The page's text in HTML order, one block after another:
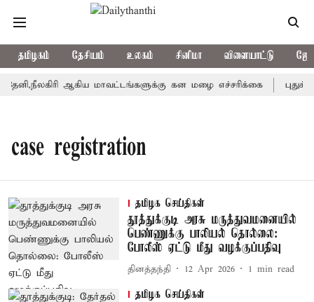
தமிழகம் தேசியம் உலகம் சினிமா விளையாட்டு
ஆகிய மாவட்டங்களுக்கு கன மழை எச்சரிக்கை
case registration
தமிழக செய்திகள்
தூத்துக்குடி அரசு மருத்துவமனையில்
பெண்ணுக்கு பாலியல் தொல்லை:
போலீஸ் ஏட்டு மீது வழக்குப்பதிவு
தினத்தந்தி 12 Apr 2026 1 min read
தமிழக செய்திகள்